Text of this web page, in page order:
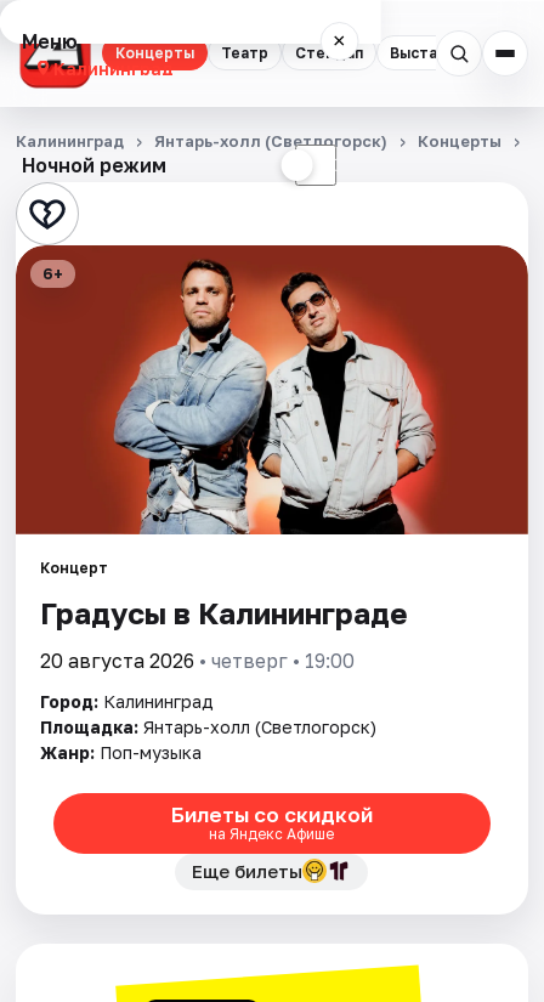
Концерты Театр Стендап Выставки
Меню ×
Калининград
Концерты
Театр
Стендап
Площадки
Артисты
Рейтинги
Ночной режим ☾
Калининград Янтарь-холл (Светлогорск) Концерты
6+
Концерт
Градусы в Калининграде
20 августа 2026 • четверг • 19:00
Город: Калининград
Площадка: Янтарь-холл (Светлогорск)
Жанр: Поп-музыка
Билеты со скидкой
на Яндекс Афише
Еще билеты